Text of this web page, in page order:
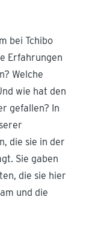
bei Tchibo
Erfahrungen
Welche
wie hat den
gefallen? In
die sie in der
Sie gaben
die sie hier
und die